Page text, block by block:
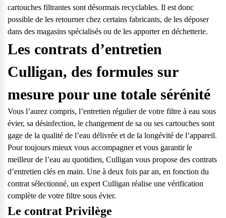
cartouches filtrantes sont désormais recyclables. Il est donc
possible de les retourner chez certains fabricants, de les déposer
dans des magasins spécialisés ou de les apporter en déchetterie.
Les contrats d’entretien
Culligan, des formules sur
mesure pour une totale sérénité
Vous l’aurez compris, l’entretien régulier de votre filtre à eau sous
évier, sa désinfection, le changement de sa ou ses cartouches sont
gage de la qualité de l’eau délivrée et de la longévité de l’appareil.
Pour toujours mieux vous accompagner et vous garantir le
meilleur de l’eau au quotidien, Culligan vous propose des contrats
d’entretien clés en main. Une à deux fois par an, en fonction du
contrat sélectionné, un expert Culligan réalise une vérification
complète de votre filtre sous évier.
Le contrat Privilège